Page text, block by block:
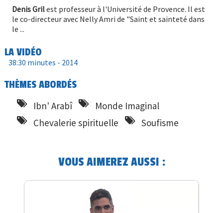
Denis Grilest professeur à l'Université de Provence. Il est
le co-directeur avec Nelly Amri de "Saint et sainteté dans
le ...
LA VIDÉO
38:30 minutes - 2014
THÈMES ABORDÉS
Ibn' Arabî
Monde Imaginal
Chevalerie spirituelle
Soufisme
VOUS AIMEREZ AUSSI :